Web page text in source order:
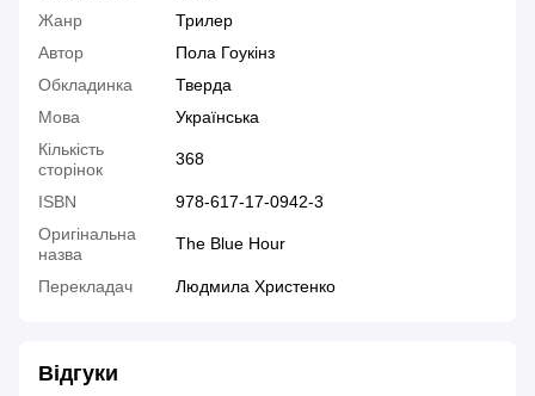
Жанр
Трилер
Автор
Пола Гоукінз
Обкладинка
Тверда
Мова
Українська
Кількість
сторінок
368
ISBN
978-617-17-0942-3
Оригінальна
назва
The Blue Hour
Перекладач Людмила Христенко
Відгуки